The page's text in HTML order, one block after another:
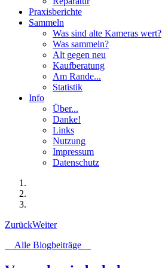
Praxisberichte
Sammeln
Was sind alte Kameras wert?
Was sammeln?
Alt gegen neu
Kaufberatung
Am Rande...
Statistik
Info
Über...
Danke!
Links
Nutzung
Impressum
Datenschutz
ZurückWeiter
Alle Blogbeiträge